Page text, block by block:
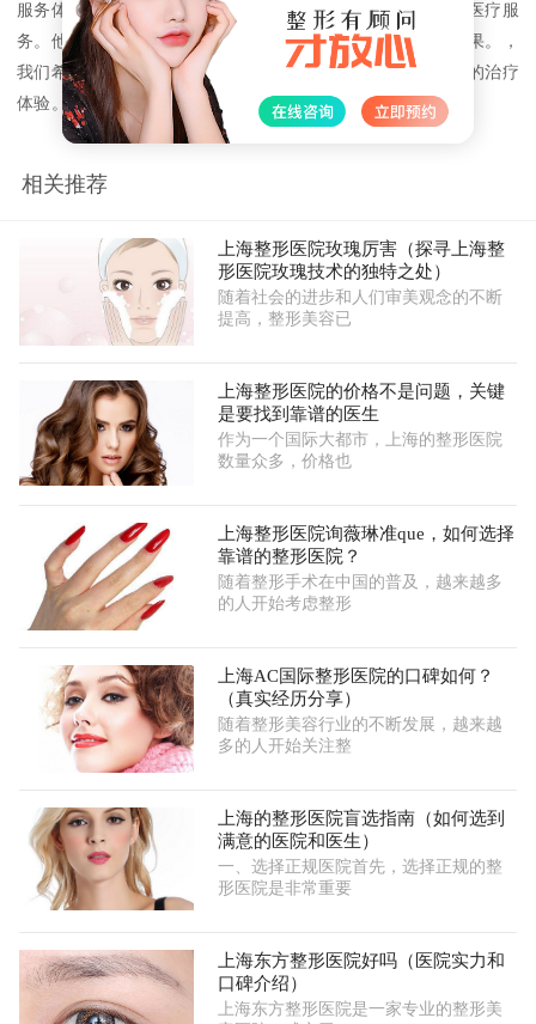
服务体验也是非常重要的。许多整形医院都提供非常专业的医疗服
务。他们拥有的设备和技术，以确保手术的成功率和治疗效果。，
我们希望您在选择整形医院时能够考虑到这些因素，以获得的治疗
体验。
相关推荐
上海整形医院玫瑰厉害（探寻上海整
形医院玫瑰技术的独特之处）
随着社会的进步和人们审美观念的不断
提高，整形美容已
上海整形医院的价格不是问题，关键
是要找到靠谱的医生
作为一个国际大都市，上海的整形医院
数量众多，价格也
上海整形医院询薇琳准que，如何选择
靠谱的整形医院？
随着整形手术在中国的普及，越来越多
的人开始考虑整形
上海AC国际整形医院的口碑如何？
（真实经历分享）
随着整形美容行业的不断发展，越来越
多的人开始关注整
上海的整形医院盲选指南（如何选到
满意的医院和医生）
一、选择正规医院首先，选择正规的整
形医院是非常重要
上海东方整形医院好吗（医院实力和
口碑介绍）
上海东方整形医院是一家专业的整形美